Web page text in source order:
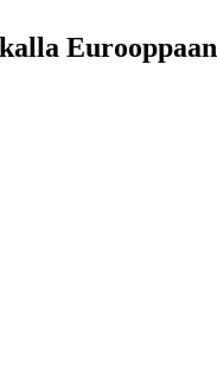
Eurooppaan